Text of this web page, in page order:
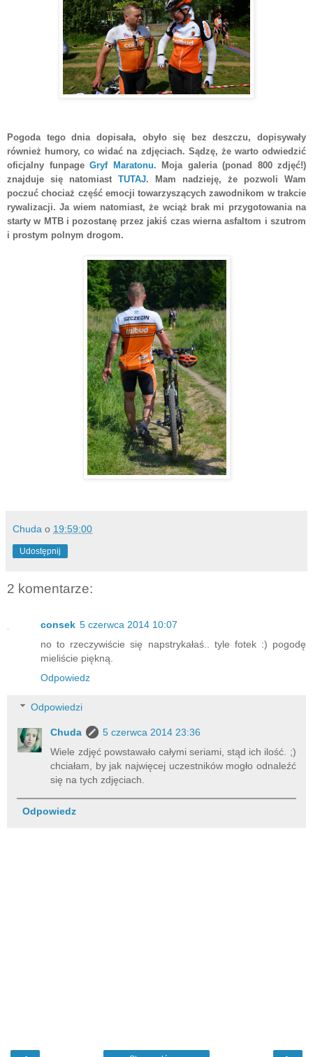
Pogoda tego dnia dopisała, obyło się bez deszczu, dopisywały
również humory, co widać na zdjęciach. Sądzę, że warto odwiedzić
oficjalny funpage Gryf Maratonu.
Moja galeria (ponad 800 zdjęć!)
znajduje się natomiast TUTAJ. Mam nadzieję, że pozwoli Wam
poczuć chociaż część emocji towarzyszących zawodnikom w trakcie
rywalizacji. Ja wiem natomiast, że wciąż brak mi przygotowania na
starty w MTB i pozostanę przez jakiś czas wierna asfaltom i szutrom
i prostym polnym drogom.
Chuda o 19:59:00
Udostępnij
2 komentarze:
consek 5 czerwca 2014 10:07
no to rzeczywiście się napstrykałaś.. tyle fotek :) pogodę
mieliście piękną.
Odpowiedz
Odpowiedzi
Chuda
5 czerwca 2014 23:36
Wiele zdjęć powstawało całymi seriami, stąd ich ilość. ;)
chciałam, by jak najwięcej uczestników mogło odnaleźć
się na tych zdjęciach.
Odpowiedz